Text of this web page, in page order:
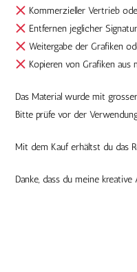
Kommerzieller Vertrieb
Entfernen jeglicher
Weitergabe der Grafiken
Kopieren von Grafiken aus
Das Material wurde mit
Bitte prüfe vor der
Mit dem Kauf erhältst du das
Danke, dass du meine